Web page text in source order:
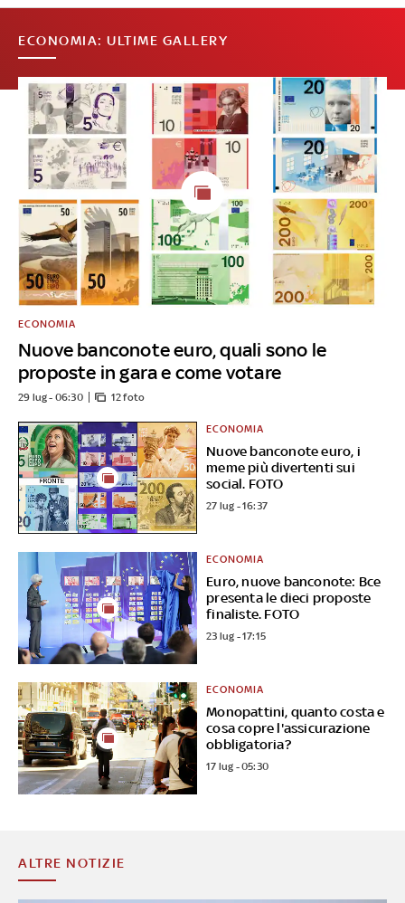
ECONOMIA: ULTIME GALLERY
Nuove banconote euro, quali sono le
proposte in gara e come votare
ECONOMIA
29 lug - 06:30 12 foto
Nuove banconote euro, i
meme più divertenti sui
social. FOTO
ECONOMIA
27 lug - 16:37
Euro, nuove banconote: Bce
presenta le dieci proposte
finaliste. FOTO
ECONOMIA
23 lug - 17:15
Monopattini, quanto costa e
cosa copre l'assicurazione
obbligatoria?
ECONOMIA
17 lug - 05:30
ALTRE NOTIZIE